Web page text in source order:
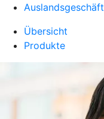
Auslandsgeschäft
Übersicht
Produkte